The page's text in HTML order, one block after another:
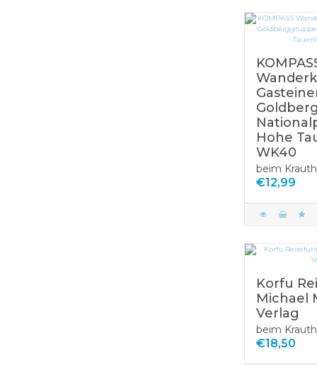
Hohe
WK40
beim Krauth
€12,99
Korfu
Michael
Verlag
beim Krauth
€18,50